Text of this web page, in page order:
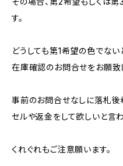
す。
どうしても第1希望の色でな
在庫確認のお問合せをお願致
事前のお問合せなしに落札後
セルや返金をして欲しいと言
くれぐれもご注意願います。